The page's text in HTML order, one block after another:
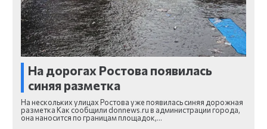
На дорогах Ростова появилась
синяя разметка
На нескольких улицах Ростова уже появилась синяя дорожная
разметка Как сообщили donnews.ru в администрации города,
она наносится по границам площадок,…